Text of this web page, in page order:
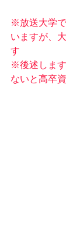
※放送大学
いますが、
す
※後述しま
ないと高卒